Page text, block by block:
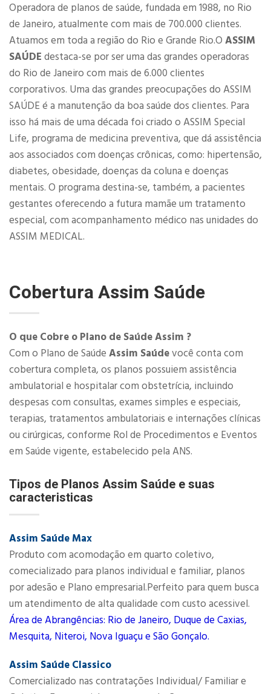
Operadora de planos de saúde, fundada em 1988, no Rio
de Janeiro, atualmente com mais de 700.000 clientes.
Atuamos em toda a região do Rio e Grande Rio.O ASSIM
SAÚDE destaca-se por ser uma das grandes operadoras
do Rio de Janeiro com mais de 6.000 clientes
corporativos. Uma das grandes preocupações do ASSIM
SAÚDE é a manutenção da boa saúde dos clientes. Para
isso há mais de uma década foi criado o ASSIM Special
Life, programa de medicina preventiva, que dá assistência
aos associados com doenças crônicas, como: hipertensão,
diabetes, obesidade, doenças da coluna e doenças
mentais. O programa destina-se, também, a pacientes
gestantes oferecendo a futura mamãe um tratamento
especial, com acompanhamento médico nas unidades do
ASSIM MEDICAL.
CoberturaAssim Saúde
O que Cobre o Plano de Saúde Assim ?
Com o Plano de Saúde Assim Saúdevocê conta com
cobertura completa, os planos possuiem assistência
ambulatorial e hospitalar com obstetrícia, incluindo
despesas com consultas, exames simples e especiais,
terapias, tratamentos ambulatoriais e internações clínicas
ou cirúrgicas, conforme Rol de Procedimentos e Eventos
em Saúde vigente, estabelecido pela ANS.​
Tipos de Planos Assim Saúde e suas
caracteristicas
Assim Saúde Max
Produto com acomodação em quarto coletivo,
comecializado para planos individual e familiar, planos
por adesão e Plano empresarial.Perfeito para quem busca
um atendimento de alta qualidade com custo acessivel.
Área de Abrangências: Rio de Janeiro, Duque de Caxias,
Mesquita, Niteroi, Nova Iguaçu e São Gonçalo.
Assim Saúde Classico
Comercializado nas contratações Individual/ Familiar e